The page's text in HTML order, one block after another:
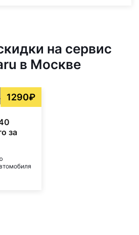
на сервис
в Москве
1290₽
за